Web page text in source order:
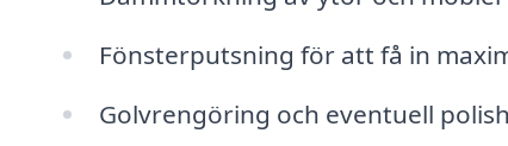
Fönsterputsning för att få in
Golvrengöring och eventuell